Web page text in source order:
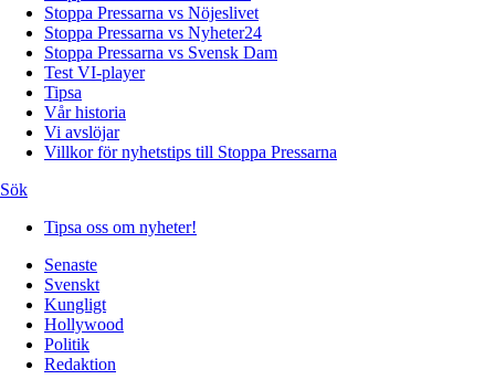
Stoppa Pressarna vs Nöjeslivet
Stoppa Pressarna vs Nyheter24
Stoppa Pressarna vs Svensk Dam
Test VI-player
Tipsa
Vår historia
Vi avslöjar
Villkor för nyhetstips till Stoppa Pressarna
Sök
Tipsa oss om nyheter!
Senaste
Svenskt
Kungligt
Hollywood
Politik
Redaktion